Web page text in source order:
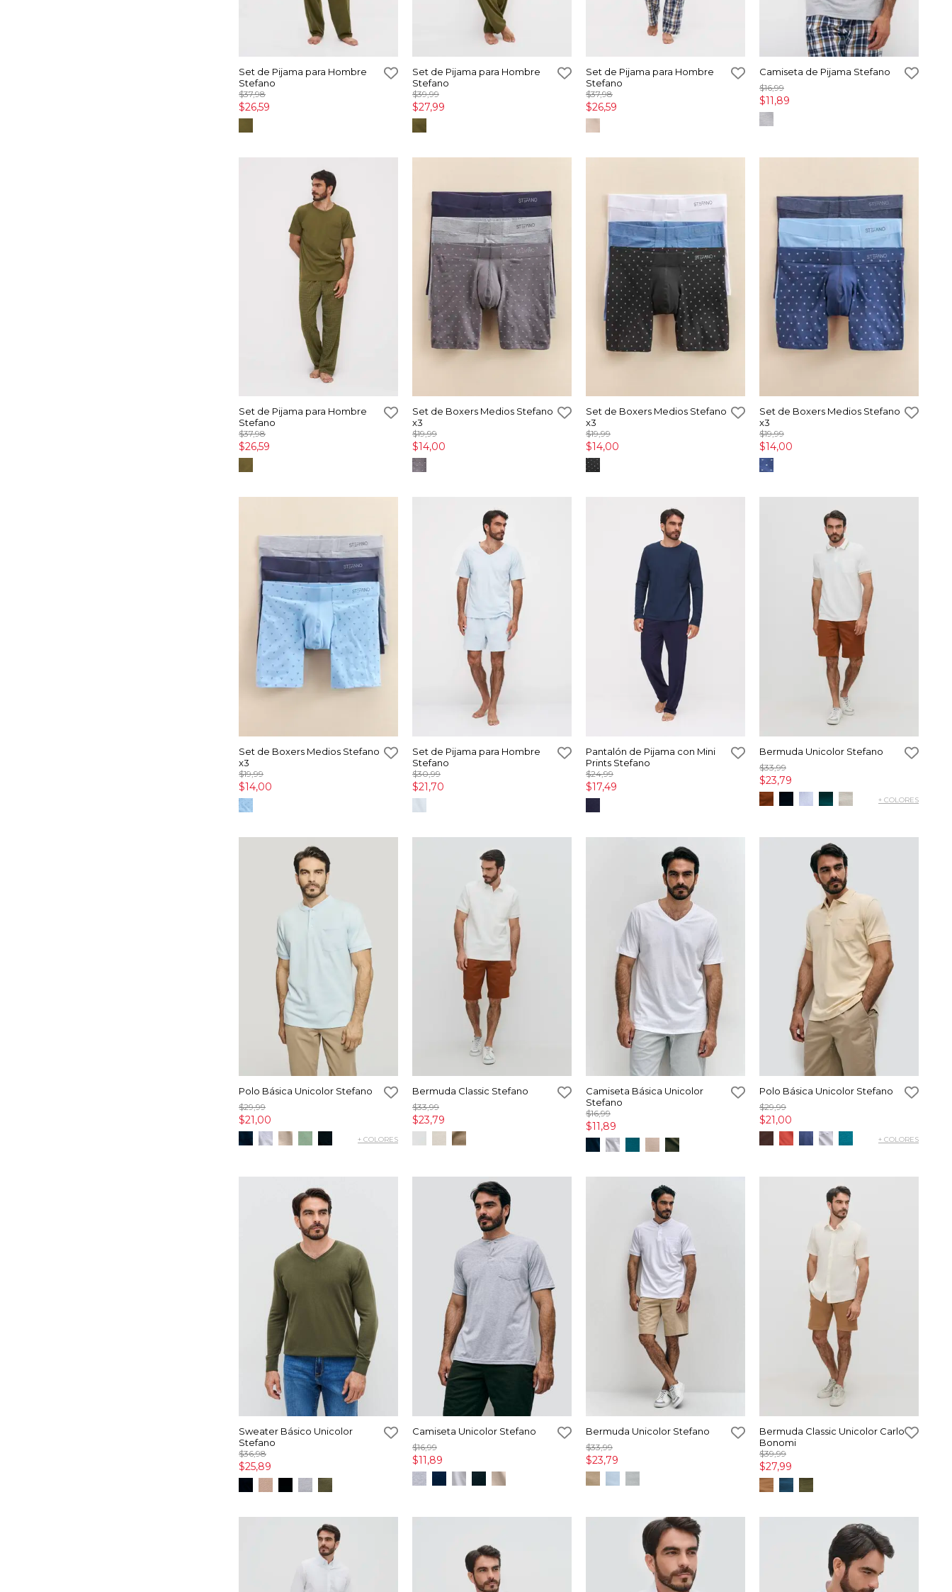
Set de Pijama para Hombre
Stefano
$37,98
$26,59
Set de Pijama para Hombre
Stefano
$39,99
$27,99
Set de Pijama para Hombre
Stefano
$37,98
$26,59
Camiseta de Pijama Stefano
$16,99
$11,89
Set de Pijama para Hombre
Stefano
$37,98
$26,59
Set de Boxers Medios Stefano
x3
$19,99
$14,00
Set de Boxers Medios Stefano
x3
$19,99
$14,00
Set de Boxers Medios Stefano
x3
$19,99
$14,00
Set de Boxers Medios Stefano
x3
$19,99
$14,00
Set de Pijama para Hombre
Stefano
$30,99
$21,70
Pantalón de Pijama con Mini
Prints Stefano
$24,99
$17,49
Bermuda Unicolor Stefano
$33,99
$23,79
+ COLORES
Polo Básica Unicolor Stefano
$29,99
$21,00
+ COLORES
Bermuda Classic Stefano
$33,99
$23,79
Camiseta Básica Unicolor
Stefano
$16,99
$11,89
Polo Básica Unicolor Stefano
$29,99
$21,00
+ COLORES
Sweater Básico Unicolor
Stefano
$36,98
$25,89
Camiseta Unicolor Stefano
$16,99
$11,89
Bermuda Unicolor Stefano
$33,99
$23,79
Bermuda Classic Unicolor Carlo
Bonomi
$39,99
$27,99